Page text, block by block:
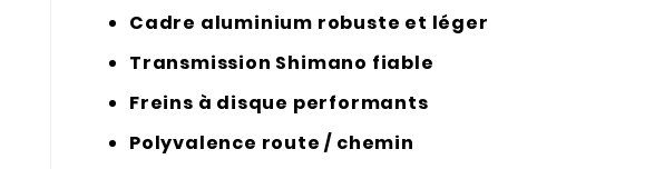
Cadre aluminium robuste et léger
Transmission Shimano fiable
Freins à disque performants
Polyvalence route / chemin